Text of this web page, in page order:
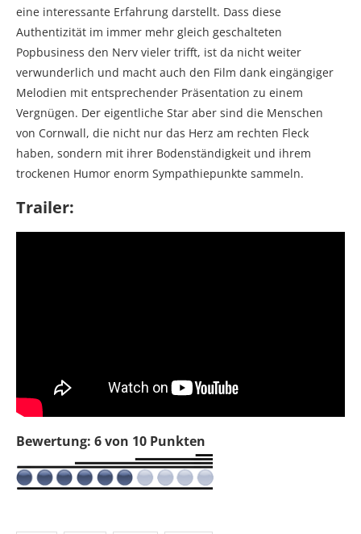
eine interessante Erfahrung darstellt. Dass diese
Authentizität im immer mehr gleich geschalteten
Popbusiness den Nerv vieler trifft, ist da nicht weiter
verwunderlich und macht auch den Film dank eingängiger
Melodien mit entsprechender Präsentation zu einem
Vergnügen. Der eigentliche Star aber sind die Menschen
von Cornwall, die nicht nur das Herz am rechten Fleck
haben, sondern mit ihrer Bodenständigkeit und ihrem
trockenen Humor enorm Sympathiepunkte sammeln.
Trailer:
Bewertung: 6 von 10 Punkten